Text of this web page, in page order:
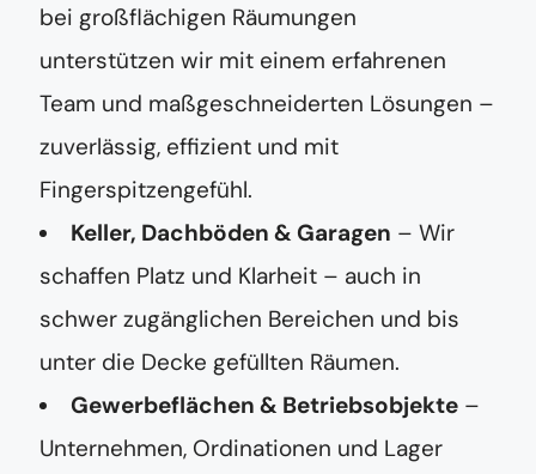
bei großflächigen Räumungen
unterstützen wir mit einem erfahrenen
Team und maßgeschneiderten Lösungen –
zuverlässig, effizient und mit
Fingerspitzengefühl.
Keller, Dachböden & Garagen – Wir
schaffen Platz und Klarheit – auch in
schwer zugänglichen Bereichen und bis
unter die Decke gefüllten Räumen.
Gewerbeflächen & Betriebsobjekte –
Unternehmen, Ordinationen und Lager